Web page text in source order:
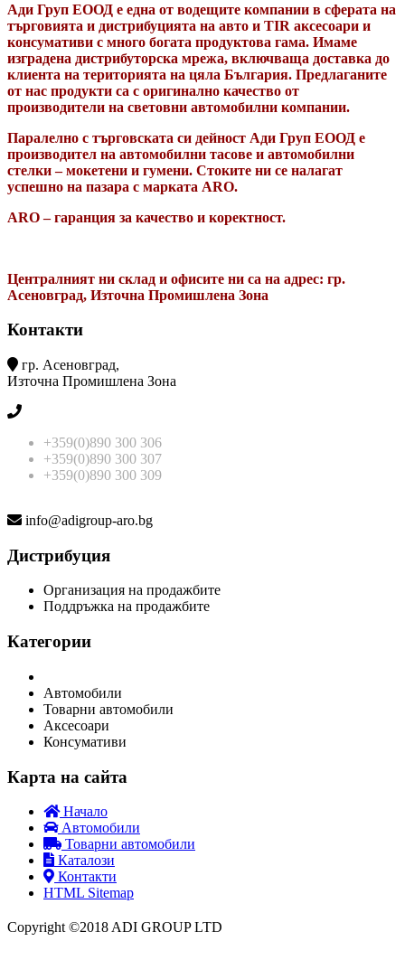
Ади Груп ЕООД е една от водещите компании в сферата на
търговията и дистрибуцията на авто и TIR аксесоари и
консумативи с много богата продуктова гама. Имаме
изградена дистрибуторска мрежа, включваща доставка до
клиента на територията на цяла България. Предлаганите
от нас продукти са с оригинално качество от
производители на световни автомобилни компании.
Паралелно с търговската си дейност Ади Груп ЕООД е
производител на автомобилни тасове и автомобилни
стелки – мокетени и гумени. Стоките ни се налагат
успешно на пазара с марката ARO.
ARO – гаранция за качество и коректност.
Централният ни склад и офисите ни са на адрес: гр.
Асеновград, Източна Промишлена Зона
Контакти
гр. Асеновград,
Източна Промишлена Зона
+359(0)890 300 306
+359(0)890 300 307
+359(0)890 300 309
info@adigroup-aro.bg
Дистрибуция
Организация на продажбите
Поддръжка на продажбите
Категории
Автомобили
Товарни автомобили
Аксесоари
Консумативи
Карта на сайта
Начало
Автомобили
Товарни автомобили
Каталози
Контакти
HTML Sitemap
Copyright ©2018 ADI GROUP LTD